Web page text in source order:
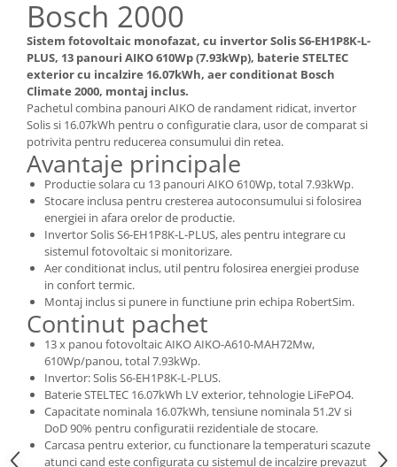
Bosch 2000
Sistem fotovoltaic monofazat, cu invertor Solis S6-EH1P8K-L-
PLUS, 13 panouri AIKO 610Wp (7.93kWp), baterie STELTEC
exterior cu incalzire 16.07kWh, aer conditionat Bosch
Climate 2000, montaj inclus.
Pachetul combina panouri AIKO de randament ridicat, invertor
Solis si 16.07kWh pentru o configuratie clara, usor de comparat si
potrivita pentru reducerea consumului din retea.
Avantaje principale
Productie solara cu 13 panouri AIKO 610Wp, total 7.93kWp.
Stocare inclusa pentru cresterea autoconsumului si folosirea
energiei in afara orelor de productie.
Invertor Solis S6-EH1P8K-L-PLUS, ales pentru integrare cu
sistemul fotovoltaic si monitorizare.
Aer conditionat inclus, util pentru folosirea energiei produse
in confort termic.
Montaj inclus si punere in functiune prin echipa RobertSim.
Continut pachet
13 x panou fotovoltaic AIKO AIKO-A610-MAH72Mw,
610Wp/panou, total 7.93kWp.
Invertor: Solis S6-EH1P8K-L-PLUS.
Baterie STELTEC 16.07kWh LV exterior, tehnologie LiFePO4.
Capacitate nominala 16.07kWh, tensiune nominala 51.2V si
DoD 90% pentru configuratii rezidentiale de stocare.
Carcasa pentru exterior, cu functionare la temperaturi scazute
atunci cand este configurata cu sistemul de incalzire prevazut